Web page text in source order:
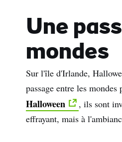
Une
mondes
Sur l'île d'Irlande,
passage entre les
Halloween
, ils sont
effrayant, mais à